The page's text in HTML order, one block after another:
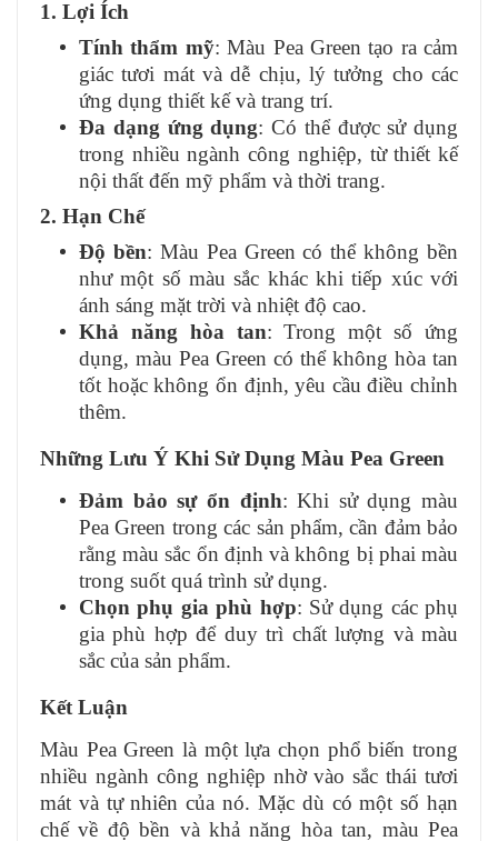
1. Lợi Ích
Tính thẩm mỹ: Màu Pea Green tạo ra cảm
giác tươi mát và dễ chịu, lý tưởng cho các
ứng dụng thiết kế và trang trí.
Đa dạng ứng dụng: Có thể được sử dụng
trong nhiều ngành công nghiệp, từ thiết kế
nội thất đến mỹ phẩm và thời trang.
2. Hạn Chế
Độ bền: Màu Pea Green có thể không bền
như một số màu sắc khác khi tiếp xúc với
ánh sáng mặt trời và nhiệt độ cao.
Khả năng hòa tan: Trong một số ứng
dụng, màu Pea Green có thể không hòa tan
tốt hoặc không ổn định, yêu cầu điều chỉnh
thêm.
Những Lưu Ý Khi Sử Dụng Màu Pea Green
Đảm bảo sự ổn định: Khi sử dụng màu
Pea Green trong các sản phẩm, cần đảm bảo
rằng màu sắc ổn định và không bị phai màu
trong suốt quá trình sử dụng.
Chọn phụ gia phù hợp: Sử dụng các phụ
gia phù hợp để duy trì chất lượng và màu
sắc của sản phẩm.
Kết Luận
Màu Pea Green là một lựa chọn phổ biến trong
nhiều ngành công nghiệp nhờ vào sắc thái tươi
mát và tự nhiên của nó. Mặc dù có một số hạn
chế về độ bền và khả năng hòa tan, màu Pea